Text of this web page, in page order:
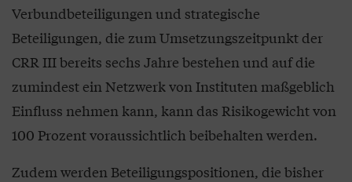
Verbundbeteiligungen und strategische
Beteiligungen, die zum Umsetzungszeitpunkt der
CRR III bereits sechs Jahre bestehen und auf die
zumindest ein Netzwerk von Instituten maßgeblich
Einfluss nehmen kann, kann das Risikogewicht von
100 Prozent voraussichtlich beibehalten werden.
Zudem werden Beteiligungspositionen, die bisher